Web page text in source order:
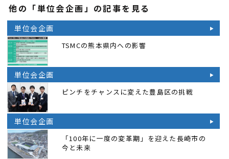
他の「単位会企画」の記事を見る
単位会企画
TSMCの熊本県内への影響
単位会企画
ピンチをチャンスに変えた豊島区の挑戦
単位会企画
「100年に一度の変革期」を迎えた長崎市の
今と未来